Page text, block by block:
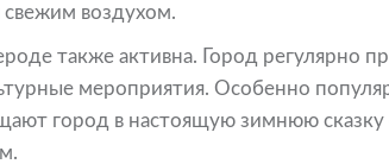
свежим воздухом.
также активна. Город регулярно
мероприятия. Особенно
город в настоящую зимнюю сказку